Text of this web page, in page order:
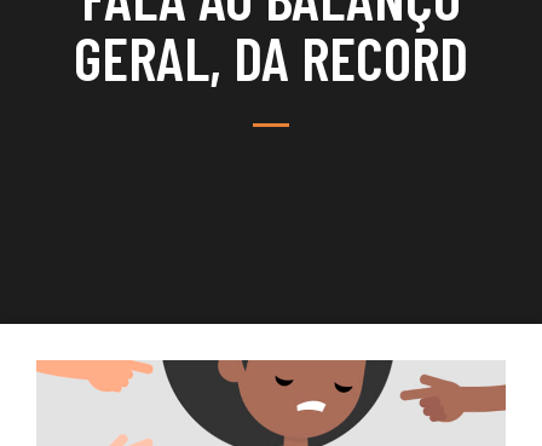
GERAL, DA RECORD